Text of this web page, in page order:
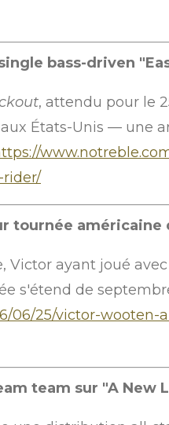
bass-driven
, attendu pour le
États-Unis — une
rider/
tournée américaine
ayant joué
s'étend de
06/25/victor-
team sur "A New